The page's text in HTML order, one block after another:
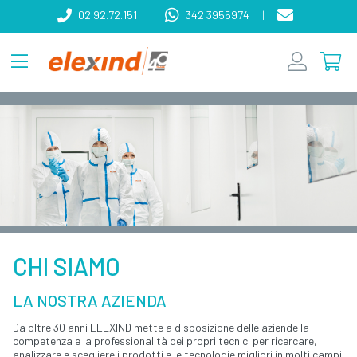
02 92.72.151 | 342 3955974 |
CHI SIAMO
LA NOSTRA AZIENDA
Da oltre 30 anni ELEXIND mette a disposizione delle aziende la
competenza e la professionalità dei propri tecnici per ricercare,